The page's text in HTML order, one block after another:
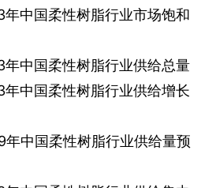
年中国柔性树脂行业市场饱和
年中国柔性树脂行业供给总量
年中国柔性树脂行业供给增长
年中国柔性树脂行业供给量预